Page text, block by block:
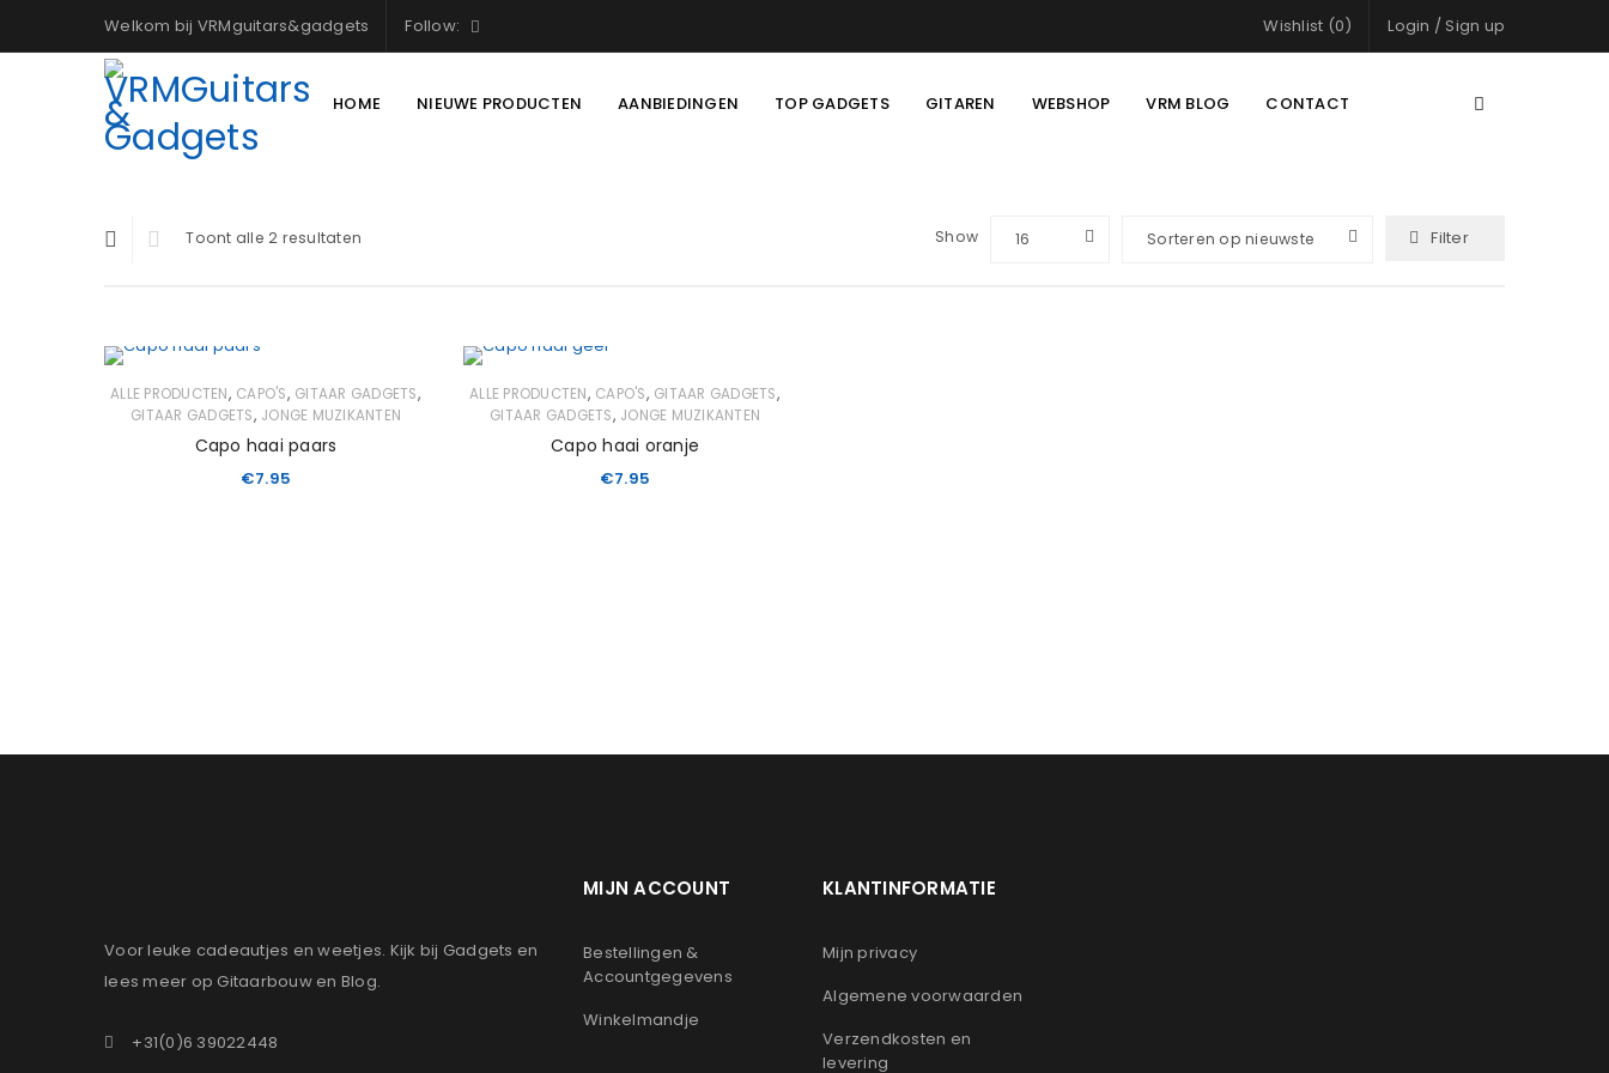
JE WACHTWOORD VERGETEN?
Welkom bij VRMguitars&gadgets Follow: Login / Sign up
Wishlist (0)
HOME NIEUWE PRODUCTEN AANBIEDINGEN TOP GADGETS GITAREN WEBSHOP VRM BLOG CONTACT
Toont alle 2 resultaten Filter
Sorteren op nieuwste
Show 16
ALLE PRODUCTEN, CAPO'S, GITAAR GADGETS,
GITAAR GADGETS, JONGE MUZIKANTEN
Capo haai paars
€7.95
ALLE PRODUCTEN, CAPO'S, GITAAR GADGETS,
GITAAR GADGETS, JONGE MUZIKANTEN
Capo haai oranje
€7.95
Voor leuke cadeautjes en weetjes. Kijk bij Gadgets en
lees meer op Gitaarbouw en Blog.
+31(0)6 39022448
MIJN ACCOUNT
Bestellingen &
Accountgegevens
Winkelmandje
KLANTINFORMATIE
Mijn privacy
Algemene voorwaarden
Verzendkosten en
levering